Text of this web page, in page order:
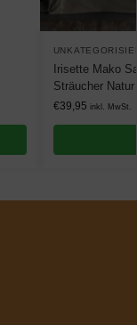
Irisette Mako
Sträucher
€39,95 inkl. MwSt.